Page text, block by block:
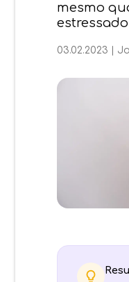
mesmo
estressado
03.02.2023